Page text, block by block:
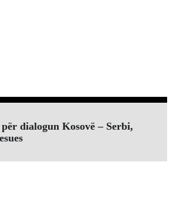
dialogun Kosovë – Serbi,